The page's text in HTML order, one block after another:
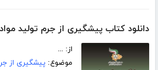
دانلود کتاب پیشگیری از جرم تولید
از: ...
موضوع:پیشگیری از